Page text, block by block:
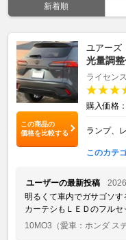
新着順
この商品の
価格を比較する
ユアーズ
光量調
ライセン
購入価格
ランプ、
このカテ
ユーザーの最新投稿
明るくて車内でガサゴソす
カーテシもＬＥＤのフルセ
10MO3 （愛車：ホンダ ス